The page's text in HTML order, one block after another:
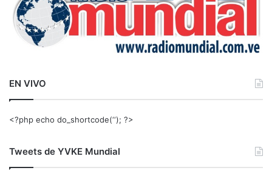
EN VIVO
<?php echo do_shortcode(‘‘); ?>
Tweets de YVKE Mundial